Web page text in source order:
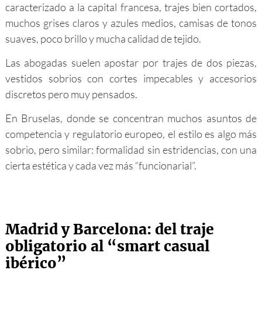
caracterizado a la capital francesa, trajes bien cortados,
muchos grises claros y azules medios, camisas de tonos
suaves, poco brillo y mucha calidad de tejido.
Las abogadas suelen apostar por trajes de dos piezas,
vestidos sobrios con cortes impecables y accesorios
discretos pero muy pensados.
En Bruselas, donde se concentran muchos asuntos de
competencia y regulatorio europeo, el estilo es algo más
sobrio, pero similar: formalidad sin estridencias, con una
cierta estética y cada vez más “funcionarial”.
Madrid y Barcelona: del traje
obligatorio al “smart casual
ibérico”